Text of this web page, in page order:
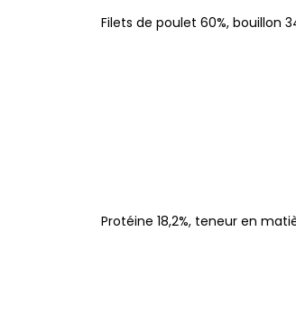
Filets de poulet 60%, bouillon
Protéine 18,2%, teneur en